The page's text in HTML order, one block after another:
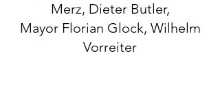
Merz, Dieter Butler,
Mayor Florian Glock, Wilhelm
Vorreiter